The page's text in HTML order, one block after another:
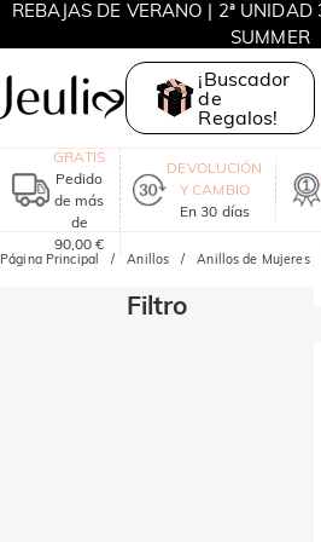
REBAJAS DE VERANO | 2ª
SUMMER
MOVE MY WAY | COMPRA 3 Y
¡Buscador
de
Regalos!
GRATIS
Pedido
de más
de
90,00 €
DEVOLUCIÓN
Y CAMBIO
En 30 días
Página Principal Anillos Anillos de Mujeres
Filtro